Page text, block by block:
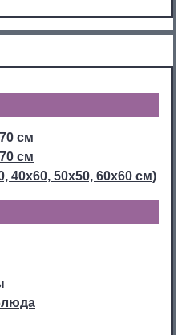
см
см
40х60, 50х50, 60х60 см)